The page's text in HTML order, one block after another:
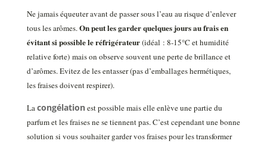
Ne jamais équeuter avant de passer sous l’eau au risque d’enlever
tous les arômes.On peut les garder quelques jours au frais en
évitant si possible le réfrigérateur(idéal : 8-15°C et humidité
relative forte) mais on observe souvent une perte de brillance et
d’arômes. Evitez de les entasser (pas d’emballages hermétiques,
les fraises doivent respirer).
Lacongélationest possible mais elle enlève une partie du
parfum et les fraises ne se tiennent pas. C’est cependant une bonne
solution si vous souhaiter garder vos fraises pour les transformer